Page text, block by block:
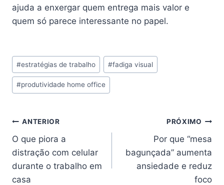
ajuda a enxergar quem entrega mais valor e
quem só parece interessante no papel.
Tags
do
Post:
#estratégias de trabalho #fadiga visual
#produtividade home office
Navegação
de
Post
ANTERIOR
O que piora a
distração com celular
durante o trabalho em
casa
PRÓXIMO
Por que “mesa
bagunçada” aumenta
ansiedade e reduz
foco